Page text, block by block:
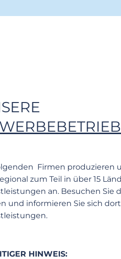
Firmen produzieren
zum Teil in über 15
an. Besuchen Sie
und informieren Sie sich
HINWEIS: